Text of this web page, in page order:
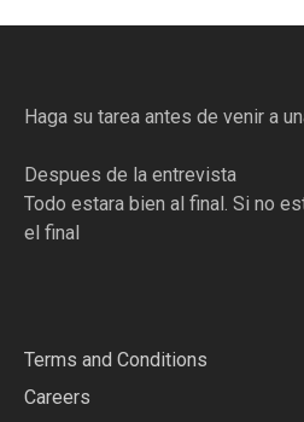
Haga su tarea antes de venir a
Despues de la entrevista
Todo estara bien al final. Si no
el final
Terms and Conditions
Careers